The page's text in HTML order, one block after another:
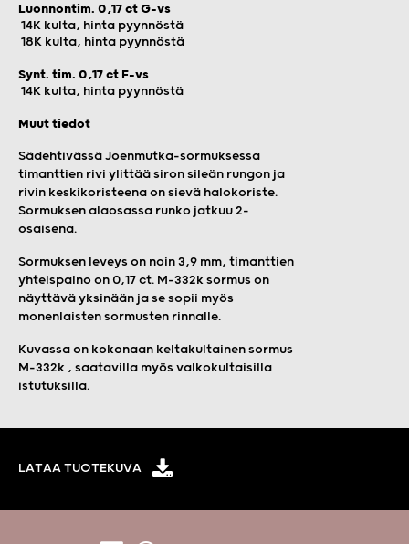
Luonnontim. 0,17 ct G-vs
14K kulta, hinta pyynnöstä
18K kulta, hinta pyynnöstä
Synt. tim. 0,17 ct F-vs
14K kulta, hinta pyynnöstä
Muut tiedot
Sädehtivässä Joenmutka-sormuksessa
timanttien rivi ylittää siron sileän rungon ja
rivin keskikoristeena on sievä halokoriste.
Sormuksen alaosassa runko jatkuu 2-
osaisena.
Sormuksen leveys on noin 3,9 mm, timanttien
yhteispaino on 0,17 ct. M-332k sormus on
näyttävä yksinään ja se sopii myös
monenlaisten sormusten rinnalle.
Kuvassa on kokonaan keltakultainen sormus
M-332k , saatavilla myös valkokultaisilla
istutuksilla.
LATAA TUOTEKUVA